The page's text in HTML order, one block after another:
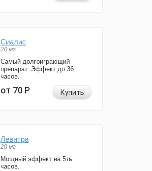
Сиалис
20 мг
Самый долгоиграющий
препарат. Эффект до 36
часов.
от 70Р Купить
Левитра
20 мг
Мощный эффект на 5ть
часов.